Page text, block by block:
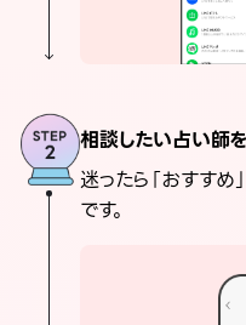
相談したい占い師
迷ったら「おすすめ
です。